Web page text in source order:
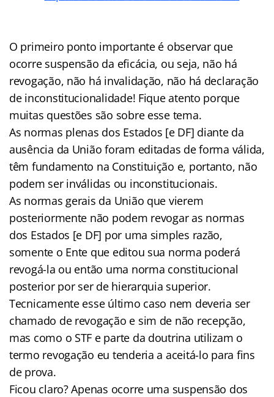
O primeiro ponto importante é observar que
ocorre suspensão da eficácia, ou seja, não há
revogação, não há invalidação, não há declaração
de inconstitucionalidade! Fique atento porque
muitas questões são sobre esse tema.
As normas plenas dos Estados [e DF] diante da
ausência da União foram editadas de forma válida,
têm fundamento na Constituição e, portanto, não
podem ser inválidas ou inconstitucionais.
As normas gerais da União que vierem
posteriormente não podem revogar as normas
dos Estados [e DF] por uma simples razão,
somente o Ente que editou sua norma poderá
revogá-la ou então uma norma constitucional
posterior por ser de hierarquia superior.
Tecnicamente esse último caso nem deveria ser
chamado de revogação e sim de não recepção,
mas como o STF e parte da doutrina utilizam o
termo revogação eu tenderia a aceitá-lo para fins
de prova.
Ficou claro? Apenas ocorre uma suspensão dos